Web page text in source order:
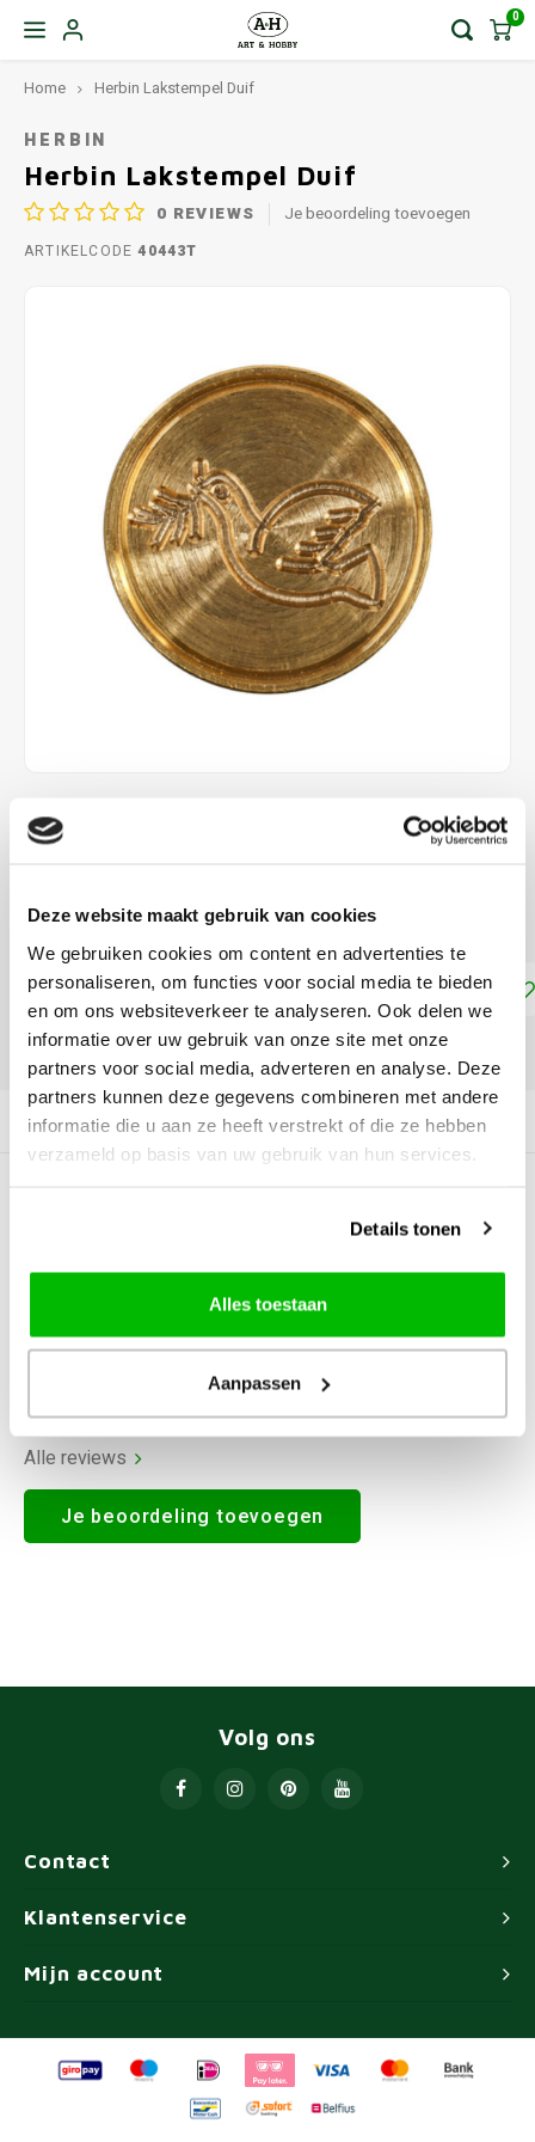
Deze website maakt gebruik van cookies
We gebruiken cookies om content en advertenties te
personaliseren, om functies voor social media te bieden
en om ons websiteverkeer te analyseren. Ook delen we
informatie over uw gebruik van onze site met onze
partners voor social media, adverteren en analyse. Deze
partners kunnen deze gegevens combineren met andere
informatie die u aan ze heeft verstrekt of die ze hebben
verzameld op basis van uw gebruik van hun services.
Details tonen
Alles toestaan
Aanpassen
0
Home Herbin Lakstempel Duif
HERBIN
Herbin Lakstempel Duif
0 REVIEWS Je beoordeling toevoegen
ARTIKELCODE 40443T
€8,90
Ø 24 mmLees meer
Toevoegen aan winkelwagen
DELEN:
Productomschrijving
0Reviews
Alle reviews
Je beoordeling toevoegen
Contact
Volg ons
Klantenservice
Mijn account